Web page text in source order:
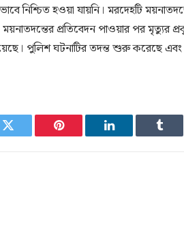
নিশ্চিত হওয়া যায়নি। মরদেহটি
প্রতিবেদন পাওয়ার পর মৃত্যুর
পুলিশ ঘটনাটির তদন্ত শুরু করেছে এবং
Twitter Pinterest LinkedIn